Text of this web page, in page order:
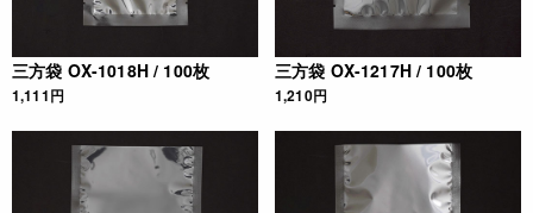
三方袋 OX-1018H / 100枚
1,111円
三方袋 OX-1217H / 100枚
1,210円